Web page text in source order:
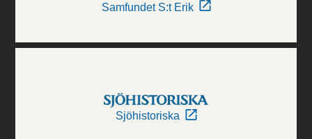
Samfundet S:t Erik
Sjöhistoriska